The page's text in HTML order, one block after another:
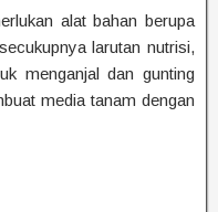
alat bahan berupa
larutan nutrisi,
menganjal dan gunting
media tanam dengan